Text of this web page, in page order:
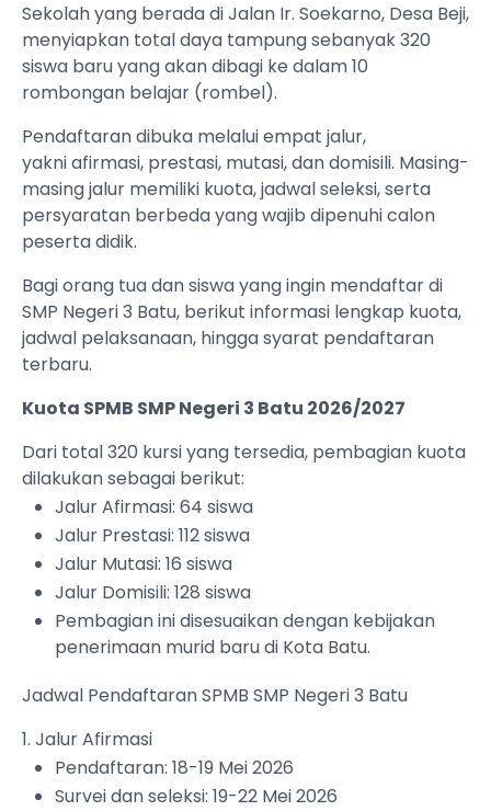
Sekolah yang berada di Jalan Ir. Soekarno, Desa Beji,
menyiapkan total daya tampung sebanyak 320
siswa baru yang akan dibagi ke dalam 10
rombongan belajar (rombel).
Pendaftaran dibuka melalui empat jalur,
yakni afirmasi, prestasi, mutasi, dan domisili. Masing-
masing jalur memiliki kuota, jadwal seleksi, serta
persyaratan berbeda yang wajib dipenuhi calon
peserta didik.
Bagi orang tua dan siswa yang ingin mendaftar di
SMP Negeri 3 Batu, berikut informasi lengkap kuota,
jadwal pelaksanaan, hingga syarat pendaftaran
terbaru.
Kuota SPMB SMP Negeri 3 Batu 2026/2027
Dari total 320 kursi yang tersedia, pembagian kuota
dilakukan sebagai berikut:
Jalur Afirmasi: 64 siswa
Jalur Prestasi: 112 siswa
Jalur Mutasi: 16 siswa
Jalur Domisili: 128 siswa
Pembagian ini disesuaikan dengan kebijakan
penerimaan murid baru di Kota Batu.
Jadwal Pendaftaran SPMB SMP Negeri 3 Batu
1. Jalur Afirmasi
Pendaftaran: 18-19 Mei 2026
Survei dan seleksi: 19-22 Mei 2026